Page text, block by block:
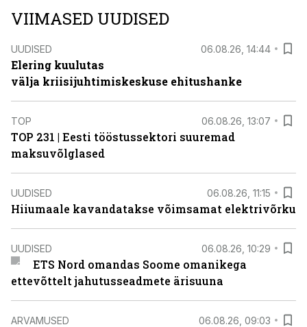
VIIMASED UUDISED
UUDISED 06.08.26, 14:44
Elering kuulutas
välja kriisijuhtimiskeskuse ehitushanke
TOP 06.08.26, 13:07
TOP 231 | Eesti tööstussektori suuremad
maksuvõlglased
UUDISED 06.08.26, 11:15
Hiiumaale kavandatakse võimsamat elektrivõrku
UUDISED 06.08.26, 10:29
ETS Nord omandas Soome omanikega
ettevõttelt jahutusseadmete ärisuuna
ARVAMUSED 06.08.26, 09:03